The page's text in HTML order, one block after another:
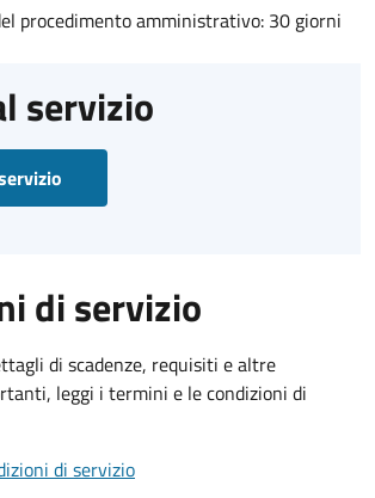
procedimento amministrativo: 30 giorni
servizio
di servizio
di scadenze, requisiti e altre
leggi i termini e le condizioni di
di servizio